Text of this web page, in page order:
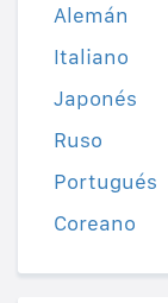
Alemán
Italiano
Japonés
Ruso
Portugués
Coreano